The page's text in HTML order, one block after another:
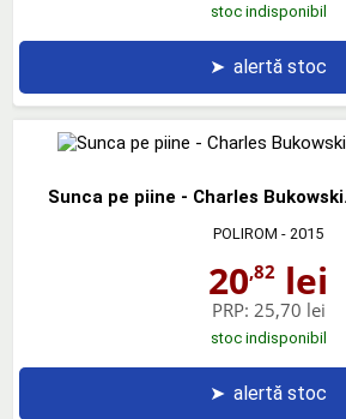
stoc indisponibil
➤ alertă stoc
Sunca pe piine - Charles
POLIROM - 2015
20,82 lei
PRP: 25,70 lei
stoc indisponibil
➤ alertă stoc